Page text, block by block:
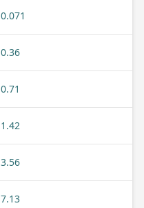
0.071
0.36
0.71
1.42
3.56
7.13